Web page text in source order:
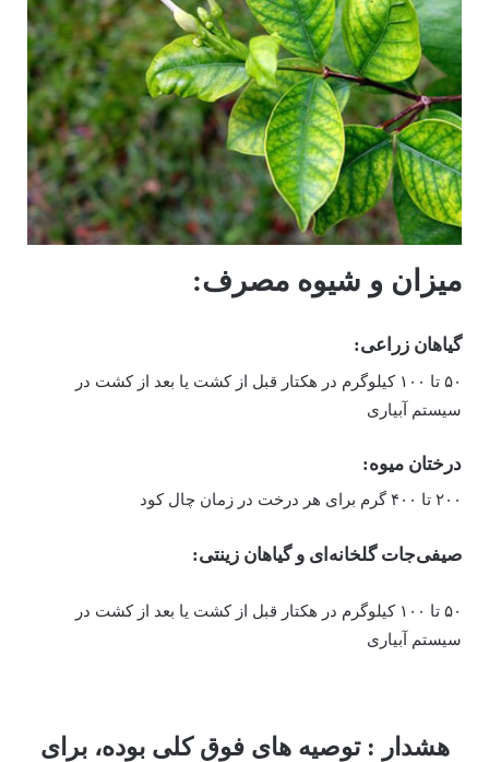
میزان و شیوه مصرف:
گیاهان زراعی:
۵۰ تا ۱۰۰ کیلوگرم در هکتار قبل از کشت یا بعد از کشت در
سیستم آبیاری
درختان میوه:
۲۰۰ تا ۴۰۰ گرم برای هر درخت در زمان چال کود
صیفی‌جات گلخانه‌ای و گیاهان زینتی:
۵۰ تا ۱۰۰ کیلوگرم در هکتار قبل از کشت یا بعد از کشت در
سیستم آبیاری
هشدار : توصیه های فوق کلی بوده، برای